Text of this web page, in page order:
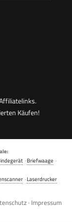
Käufen!
·Briefwaage ·
·Laserdrucker
· Impressum